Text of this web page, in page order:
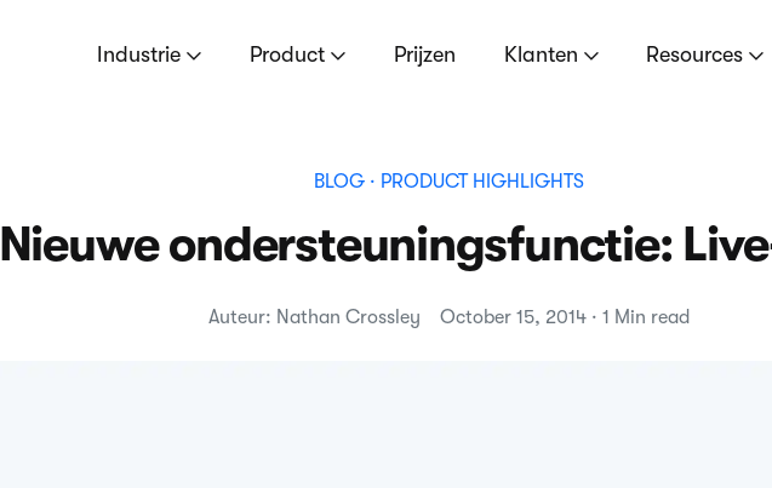
Industrie Product Prijzen Klanten Resources
BLOG· PRODUCT HIGHLIGHTS
Nieuwe ondersteuningsfunctie:
Auteur: Nathan Crossley October 15, 2014 · 1 Min read